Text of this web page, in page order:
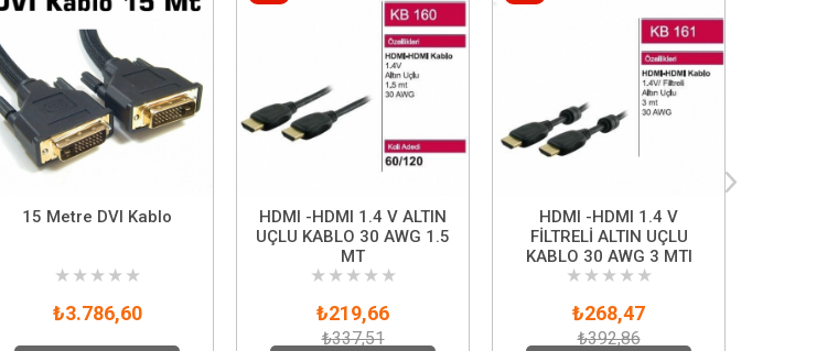
15 Metre DVI Kablo
★ ★ ★ ★ ★
₺3.786,60
HDMI -HDMI 1.4 V ALTIN
UÇLU KABLO 30 AWG 1.5
MT
★ ★ ★ ★ ★
₺219,66
₺337,51
HDMI -HDMI 1.4 V
FİLTRELİ ALTIN UÇLU
KABLO 30 AWG 3 MTI
★ ★ ★ ★ ★
₺268,47
₺392,86